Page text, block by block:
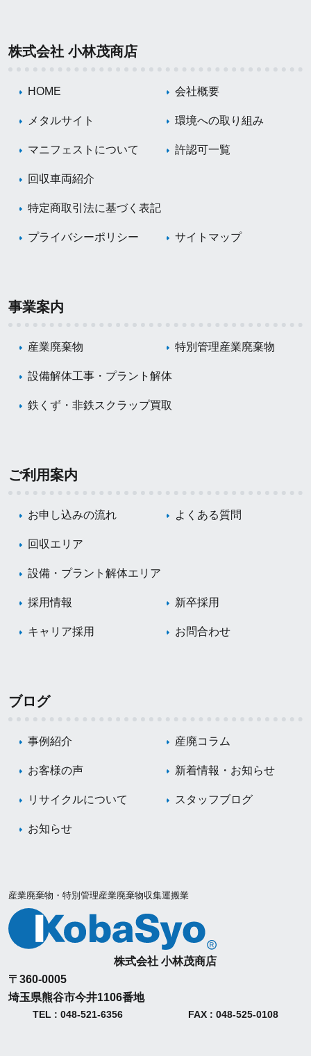
株式会社 小林茂商店
HOME 会社概要
メタルサイト 環境への取り組み
マニフェストについて 許認可一覧
回収車両紹介
特定商取引法に基づく表記
プライバシーポリシー サイトマップ
事業案内
産業廃棄物 特別管理産業廃棄物
設備解体工事・プラント解体
鉄くず・非鉄スクラップ買取
ご利用案内
お申し込みの流れ よくある質問
回収エリア
設備・プラント解体エリア
採用情報 新卒採用
キャリア採用 お問合わせ
ブログ
事例紹介 産廃コラム
お客様の声 新着情報・お知らせ
リサイクルについて スタッフブログ
お知らせ
産業廃棄物・特別管理産業廃棄物収集運搬業
株式会社 小林茂商店
〒360-0005
埼玉県熊谷市今井1106番地
TEL : 048-521-6356 FAX : 048-525-0108